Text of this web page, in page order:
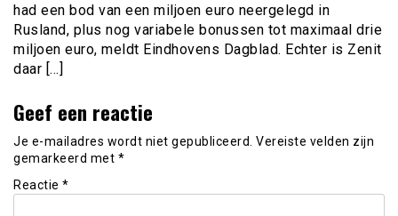
had een bod van een miljoen euro neergelegd in
Rusland, plus nog variabele bonussen tot maximaal drie
miljoen euro, meldt Eindhovens Dagblad. Echter is Zenit
daar […]
Geef een reactie
Je e-mailadres wordt niet gepubliceerd. Vereiste velden zijn
gemarkeerd met *
Reactie *